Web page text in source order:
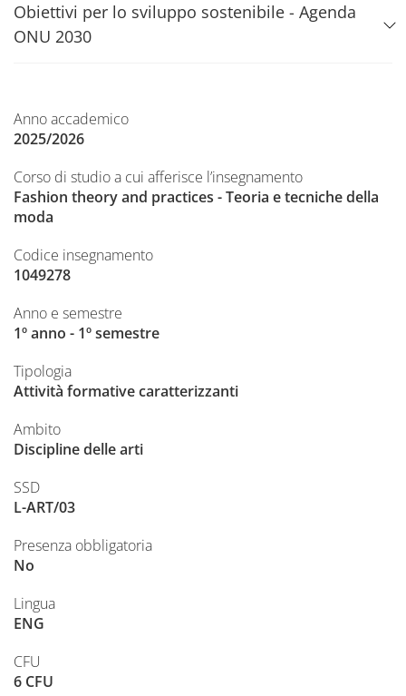
Obiettivi per lo sviluppo sostenibile - Agenda
ONU 2030
Anno accademico
2025/2026
Corso di studio a cui afferisce l’insegnamento
Fashion theory and practices - Teoria e tecniche della
moda
Codice insegnamento
1049278
Anno e semestre
1º anno - 1º semestre
Tipologia
Attività formative caratterizzanti
Ambito
Discipline delle arti
SSD
L-ART/03
Presenza obbligatoria
No
Lingua
ENG
CFU
6 CFU